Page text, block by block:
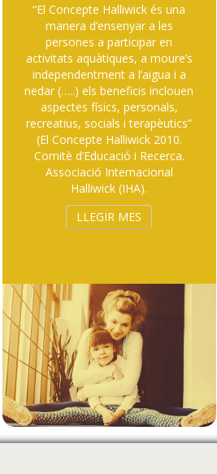
“El Concepte Halliwick és una
manera d’ensenyar a les
persones a participar en
activitats aquàtiques, a moure’s
independentment a l’aigua i a
nedar (…..) els beneficis inclouen
aspectes físics, personals,
recreatius, socials i terapèutics”
(El Concepte Halliwick 2010.
Comitè d’Educació i Recerca.
Associació Internacional
Halliwick (IHA).
LLEGIR MES